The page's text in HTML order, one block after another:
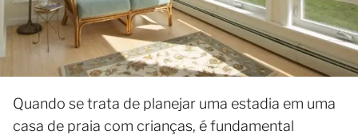
Quando se trata de planejar uma estadia em uma
casa de praia com crianças, é fundamental